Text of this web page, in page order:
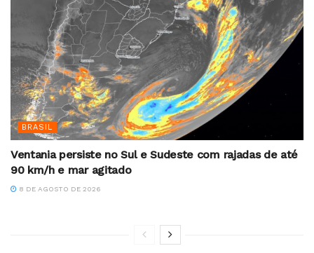
BRASIL
Ventania persiste no Sul e Sudeste com rajadas de até
90 km/h e mar agitado
8 DE AGOSTO DE 2026